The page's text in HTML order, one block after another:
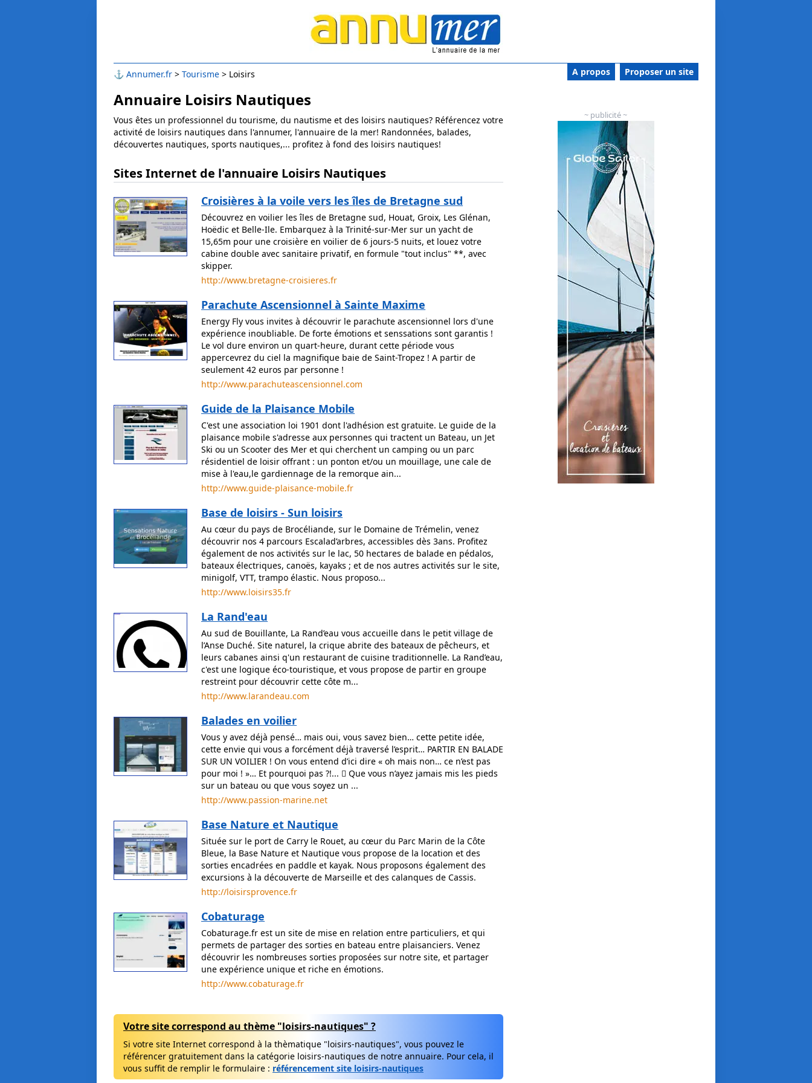
⚓ Annumer.fr Tourisme Loisirs A propos Proposer un site
Annuaire Loisirs Nautiques
Vous êtes un professionnel du tourisme, du nautisme et des loisirs nautiques? Référencez votre
activité de loisirs nautiques dans l'annumer, l'annuaire de la mer! Randonnées, balades,
découvertes nautiques, sports nautiques,... profitez à fond des loisirs nautiques!
Sites Internet de l'annuaire Loisirs Nautiques
Croisières à la voile vers les îles de Bretagne sud
Découvrez en voilier les îles de Bretagne sud, Houat, Groix, Les Glénan,
Hoëdic et Belle-Ile. Embarquez à la Trinité-sur-Mer sur un yacht de
15,65m pour une croisière en voilier de 6 jours-5 nuits, et louez votre
cabine double avec sanitaire privatif, en formule "tout inclus" **, avec
skipper.
http://www.bretagne-croisieres.fr
Parachute Ascensionnel à Sainte Maxime
Energy Fly vous invites à découvrir le parachute ascensionnel lors d'une
expérience inoubliable. De forte émotions et senssations sont garantis !
Le vol dure environ un quart-heure, durant cette période vous
appercevrez du ciel la magnifique baie de Saint-Tropez ! A partir de
seulement 42 euros par personne !
http://www.parachuteascensionnel.com
Guide de la Plaisance Mobile
C'est une association loi 1901 dont l'adhésion est gratuite. Le guide de la
plaisance mobile s'adresse aux personnes qui tractent un Bateau, un Jet
Ski ou un Scooter des Mer et qui cherchent un camping ou un parc
résidentiel de loisir offrant : un ponton et/ou un mouillage, une cale de
mise à l'eau,le gardiennage de la remorque ain...
http://www.guide-plaisance-mobile.fr
Base de loisirs - Sun loisirs
Au cœur du pays de Brocéliande, sur le Domaine de Trémelin, venez
découvrir nos 4 parcours Escalad’arbres, accessibles dès 3ans. Profitez
également de nos activités sur le lac, 50 hectares de balade en pédalos,
bateaux électriques, canoës, kayaks ; et de nos autres activités sur le site,
minigolf, VTT, trampo élastic. Nous proposo...
http://www.loisirs35.fr
La Rand'eau
Au sud de Bouillante, La Rand’eau vous accueille dans le petit village de
l’Anse Duché. Site naturel, la crique abrite des bateaux de pêcheurs, et
leurs cabanes ainsi q'un restaurant de cuisine traditionnelle. La Rand’eau,
c'est une logique éco-touristique, et vous propose de partir en groupe
restreint pour découvrir cette côte m...
http://www.larandeau.com
Balades en voilier
Vous y avez déjà pensé… mais oui, vous savez bien… cette petite idée,
cette envie qui vous a forcément déjà traversé l’esprit… PARTIR EN BALADE
SUR UN VOILIER ! On vous entend d’ici dire « oh mais non… ce n’est pas
pour moi ! »… Et pourquoi pas ?!...  Que vous n’ayez jamais mis les pieds
sur un bateau ou que vous soyez un ...
http://www.passion-marine.net
Base Nature et Nautique
Située sur le port de Carry le Rouet, au cœur du Parc Marin de la Côte
Bleue, la Base Nature et Nautique vous propose de la location et des
sorties encadrées en paddle et kayak. Nous proposons également des
excursions à la découverte de Marseille et des calanques de Cassis.
http://loisirsprovence.fr
Cobaturage
Cobaturage.fr est un site de mise en relation entre particuliers, et qui
permets de partager des sorties en bateau entre plaisanciers. Venez
découvrir les nombreuses sorties proposées sur notre site, et partager
une expérience unique et riche en émotions.
http://www.cobaturage.fr
Votre site correspond au thème "loisirs-nautiques" ?
Si votre site Internet correspond à la thèmatique "loisirs-nautiques", vous pouvez le
référencer gratuitement dans la catégorie loisirs-nautiques de notre annuaire. Pour cela, il
vous suffit de remplir le formulaire : référencement site loisirs-nautiques
~ publicité ~